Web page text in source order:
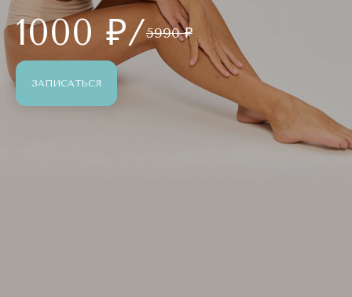
1000 ₽/5990 ₽
ЗАПИСАТЬСЯ